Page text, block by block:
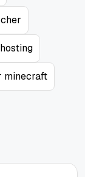
minecraft